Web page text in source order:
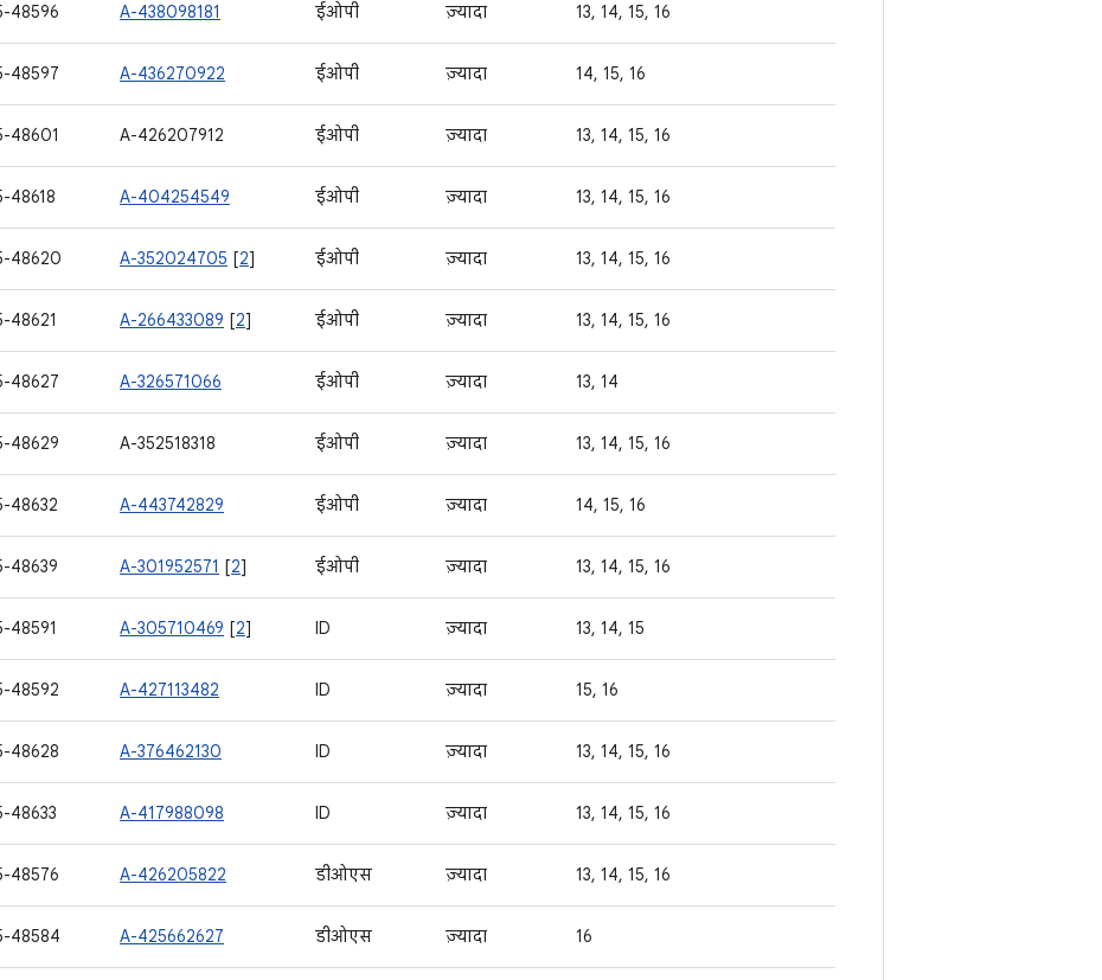
48596 A-438098181 ईओपी ज़्यादा 13, 14, 15, 16
48597 A-436270922 ईओपी ज़्यादा 14, 15, 16
48601 A-426207912 ईओपी ज़्यादा 13, 14, 15, 16
48618 A-404254549 ईओपी ज़्यादा 13, 14, 15, 16
48620 A-352024705 [2] ईओपी ज़्यादा 13, 14, 15, 16
48621 A-266433089 [2] ईओपी ज़्यादा 13, 14, 15, 16
48627 A-326571066 ईओपी ज़्यादा 13, 14
48629 A-352518318 ईओपी ज़्यादा 13, 14, 15, 16
48632 A-443742829 ईओपी ज़्यादा 14, 15, 16
48639 A-301952571 [2] ईओपी ज़्यादा 13, 14, 15, 16
48591 A-305710469 [2] ID ज़्यादा 13, 14, 15
48592 A-427113482 ID ज़्यादा 15, 16
48628 A-376462130 ID ज़्यादा 13, 14, 15, 16
48633 A-417988098 ID ज़्यादा 13, 14, 15, 16
48576 A-426205822 डीओएस ज़्यादा 13, 14, 15, 16
48584 A-425662627 डीओएस ज़्यादा 16